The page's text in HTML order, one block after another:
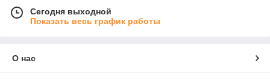
Сегодня выходной
Показать весь график работы
О нас